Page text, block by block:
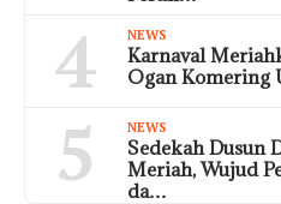
4 NEWS
Karnaval
Ogan Komering
5 NEWS
Sedekah Dusun
Meriah, Wujud
da…